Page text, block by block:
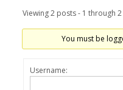
Viewing 2 posts - 1 through
You must be
Username: